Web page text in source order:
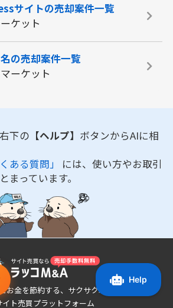
サイトの売却案件一覧
ケット
の売却案件一覧
ーケット
下の 【ヘルプ】 ボタンからAIに相
ある質問」 には、使い方やお取引
まっています。
お金を節約する、サクサク取引でき
イト売買プラットフォーム